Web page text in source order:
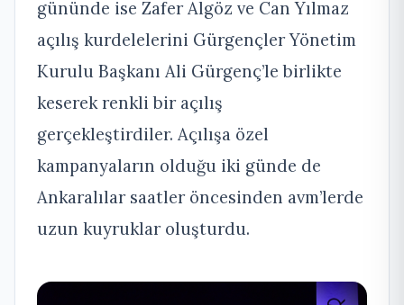
gününde ise Zafer Algöz ve Can Yılmaz
açılış kurdelelerini Gürgençler Yönetim
Kurulu Başkanı Ali Gürgenç’le birlikte
keserek renkli bir açılış
gerçekleştirdiler. Açılışa özel
kampanyaların olduğu iki günde de
Ankaralılar saatler öncesinden avm’lerde
uzun kuyruklar oluşturdu.